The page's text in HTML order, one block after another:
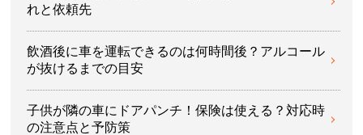
れと依頼先
飲酒後に車を運転できるのは何時間後？アルコール
が抜けるまでの目安
子供が隣の車にドアパンチ！保険は使える？対応時
の注意点と予防策